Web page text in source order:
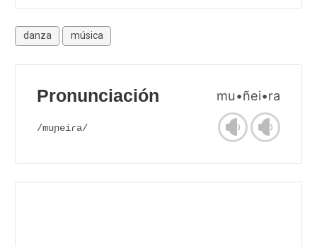
danza música
Pronunciación mu•ñei•ra
/muɲeiɾa/